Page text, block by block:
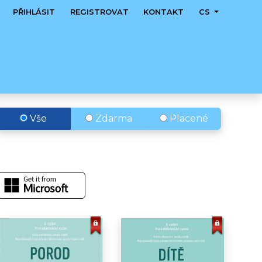
PŘIHLÁSIT REGISTROVAT KONTAKT CS
Vše Zdarma Placené